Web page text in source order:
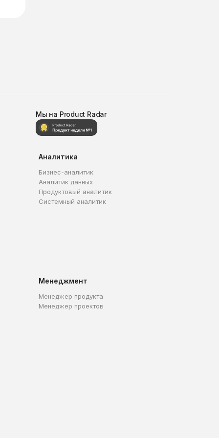
Мы на Product Radar
Аналитика
Бизнес-аналитик
Аналитик данных
Продуктовый аналитик
Системный аналитик
Менеджмент
Менеджер продукта
Менеджер проектов